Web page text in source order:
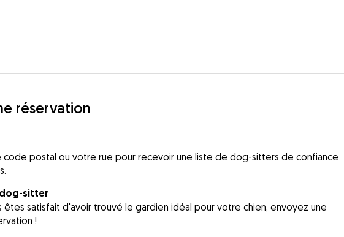
réservation
code postal ou votre rue pour recevoir une liste de dog-sitters de confiance
sitter
êtes satisfait d'avoir trouvé le gardien idéal pour votre chien, envoyez une
!